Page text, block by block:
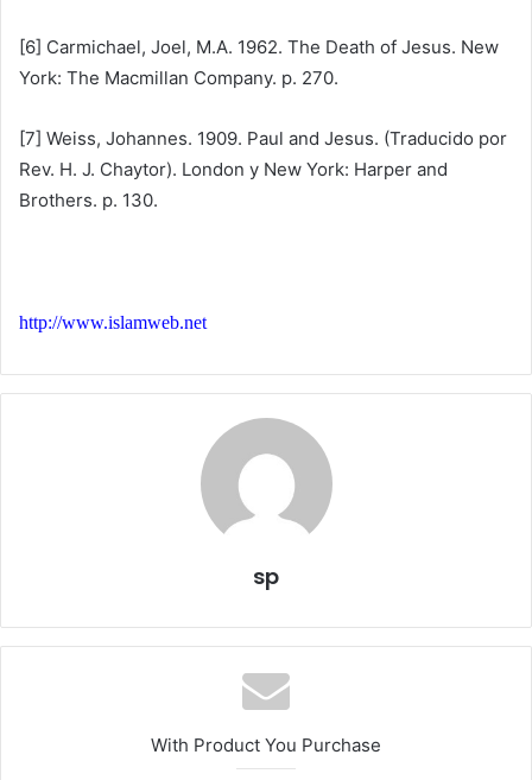
[6] Carmichael, Joel, M.A. 1962. The Death of Jesus. New
York: The Macmillan Company. p. 270.
[7] Weiss, Johannes. 1909. Paul and Jesus. (Traducido por
Rev. H. J. Chaytor). London y New York: Harper and
Brothers. p. 130.
http://www.islamweb.net
sp
With Product You Purchase